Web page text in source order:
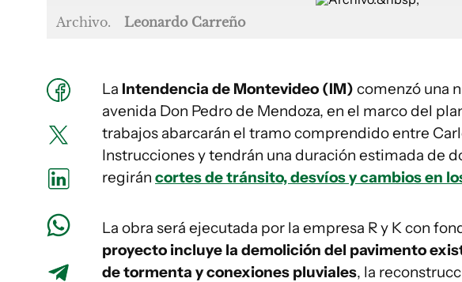
Archivo. Leonardo Carreño
La Intendencia de Montevideo (IM) comenzó una
avenida Don Pedro de Mendoza, en el marco del
trabajos abarcarán el tramo comprendido entre
Instrucciones y tendrán una duración estimada de
regirán cortes de tránsito, desvíos y cambios en
La obra será ejecutada por la empresa R y K con
proyecto incluye la demolición del pavimento
de tormenta y conexiones pluviales, la